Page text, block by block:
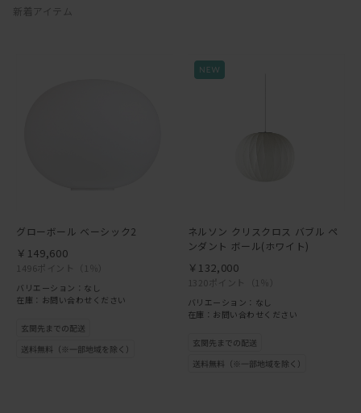
新着アイテム
グローボール ベーシック2
1496ポイント （1％）
￥149,600
バリエーション：なし
在庫：お問い合わせください
ネルソン クリスクロス バブル ペ
ンダント ボール(ホワイト)
1320ポイント （1％）
￥132,000
バリエーション：なし
在庫：お問い合わせください